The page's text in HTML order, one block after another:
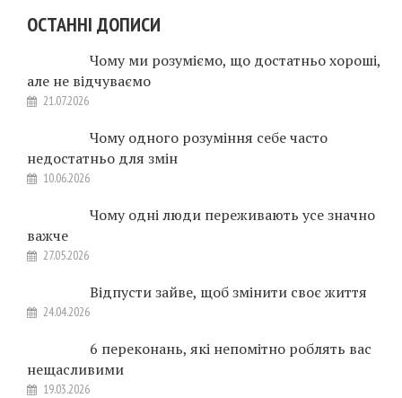
ОСТАННІ ДОПИСИ
Чому ми розуміємо, що достатньо хороші,
але не відчуваємо
21.07.2026
Чому одного розуміння себе часто
недостатньо для змін
10.06.2026
Чому одні люди переживають усе значно
важче
27.05.2026
Відпусти зайве, щоб змінити своє життя
24.04.2026
6 переконань, які непомітно роблять вас
нещасливими
19.03.2026